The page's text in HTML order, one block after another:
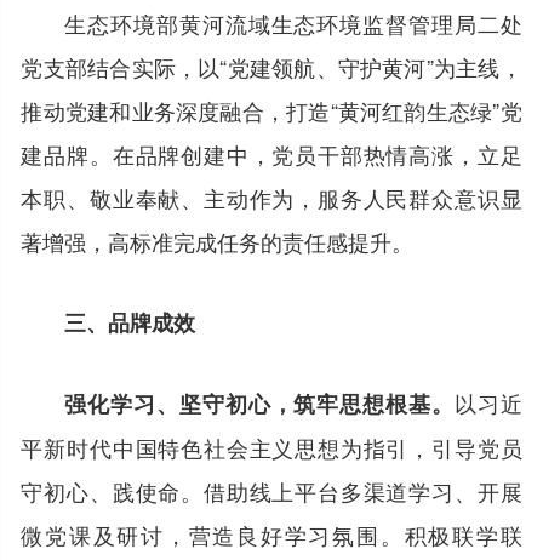
生态环境部黄河流域生态环境监督管理局二处
党支部结合实际，以“党建领航、守护黄河”为主线，
推动党建和业务深度融合，打造“黄河红韵生态绿”党
建品牌。在品牌创建中，党员干部热情高涨，立足
本职、敬业奉献、主动作为，服务人民群众意识显
著增强，高标准完成任务的责任感提升。
三、品牌成效
强化学习、坚守初心，筑牢思想根基。 以习近
平新时代中国特色社会主义思想为指引，引导党员
守初心、践使命。借助线上平台多渠道学习、开展
微党课及研讨，营造良好学习氛围。积极联学联